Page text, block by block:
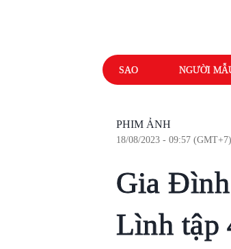
SAO NGƯỜI
PHIM ẢNH
18/08/2023 - 09:57 (GMT+7)
Gia
Lình tập